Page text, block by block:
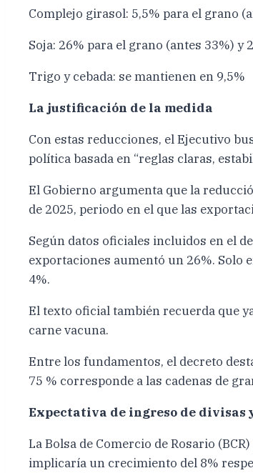
Complejo girasol: 5,5% para el grano
Soja: 26% para el grano (antes 33%)
Trigo y cebada: se mantienen en 9,5%
La justificación de la medida
Con estas reducciones, el Ejecutivo
política basada en “reglas claras,
El Gobierno argumenta que la
de 2025, periodo en el que las
Según datos oficiales incluidos en el
exportaciones aumentó un 26%. Solo
4%.
El texto oficial también recuerda que
carne vacuna.
Entre los fundamentos, el decreto
75 % corresponde a las cadenas de
Expectativa de ingreso de
La Bolsa de Comercio de Rosario
implicaría un crecimiento del 8%